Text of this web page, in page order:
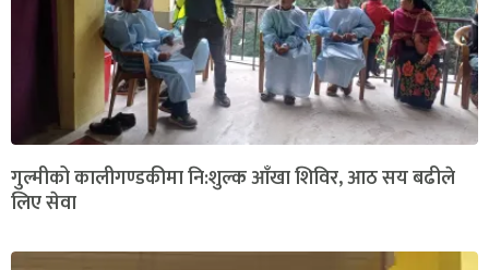
गुल्मीको कालीगण्डकीमा नि:शुल्क आँखा शिविर, आठ सय बढीले
लिए सेवा